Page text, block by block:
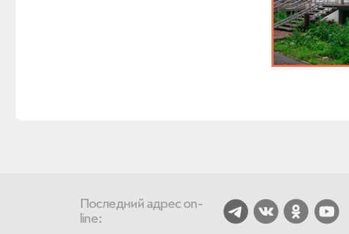
Последний адрес on-
line: